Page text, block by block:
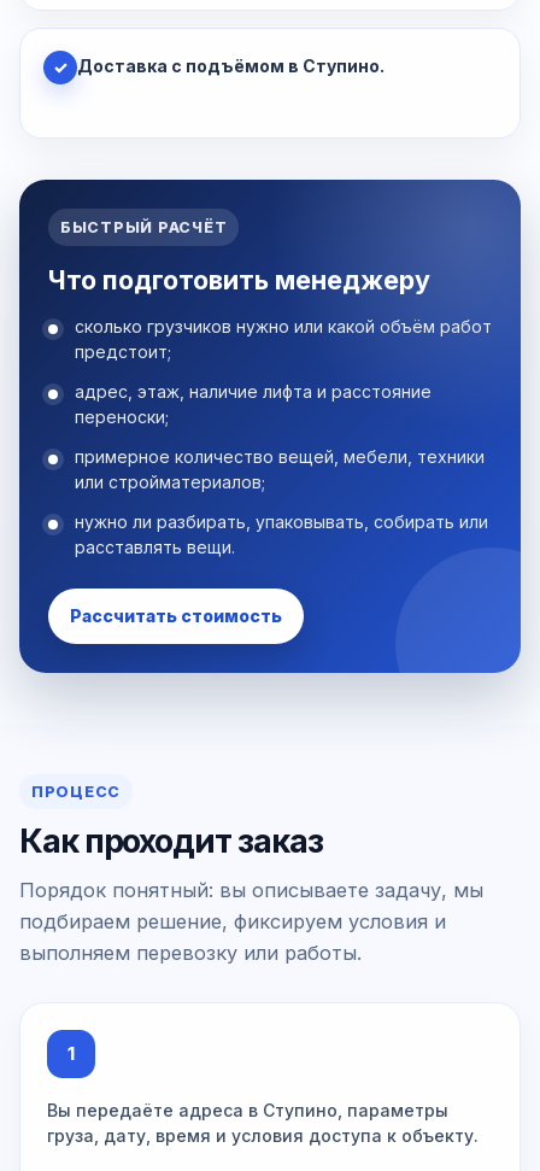
✓ Доставка с подъёмом в Ступино.
БЫСТРЫЙ РАСЧЁТ
Что подготовить менеджеру
сколько грузчиков нужно или какой объём работ
предстоит;
адрес, этаж, наличие лифта и расстояние
переноски;
примерное количество вещей, мебели, техники
или стройматериалов;
нужно ли разбирать, упаковывать, собирать или
расставлять вещи.
Рассчитать стоимость
ПРОЦЕСС
Как проходит заказ
Порядок понятный: вы описываете задачу, мы
подбираем решение, фиксируем условия и
выполняем перевозку или работы.
1
Вы передаёте адреса в Ступино, параметры
груза, дату, время и условия доступа к объекту.